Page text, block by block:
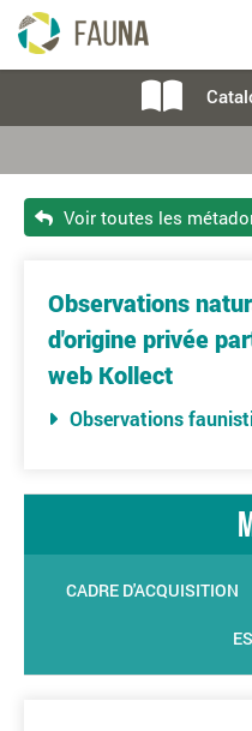
Voir toutes les
Observations
d'origine privée
web Kollect
Observations
CADRE D'ACQUISITION